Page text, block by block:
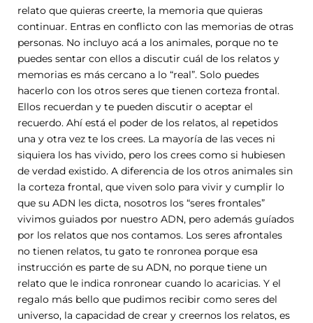
relato que quieras creerte, la memoria que quieras
continuar. Entras en conflicto con las memorias de otras
personas. No incluyo acá a los animales, porque no te
puedes sentar con ellos a discutir cuál de los relatos y
memorias es más cercano a lo “real”. Solo puedes
hacerlo con los otros seres que tienen corteza frontal.
Ellos recuerdan y te pueden discutir o aceptar el
recuerdo. Ahí está el poder de los relatos, al repetidos
una y otra vez te los crees. La mayoría de las veces ni
siquiera los has vivido, pero los crees como si hubiesen
de verdad existido. A diferencia de los otros animales sin
la corteza frontal, que viven solo para vivir y cumplir lo
que su ADN les dicta, nosotros los “seres frontales”
vivimos guiados por nuestro ADN, pero además guíados
por los relatos que nos contamos. Los seres afrontales
no tienen relatos, tu gato te ronronea porque esa
instrucción es parte de su ADN, no porque tiene un
relato que le indica ronronear cuando lo acaricias. Y el
regalo más bello que pudimos recibir como seres del
universo, la capacidad de crear y creernos los relatos, es